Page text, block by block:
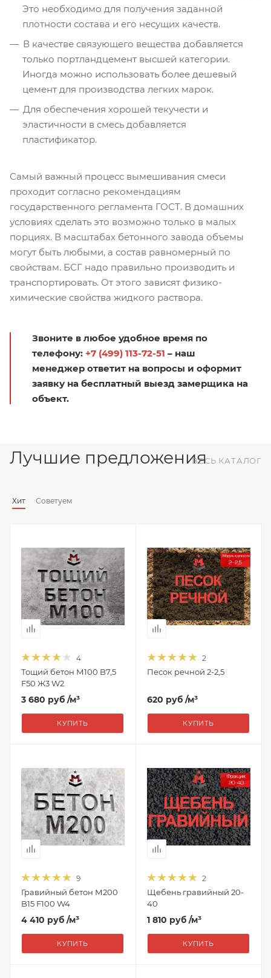
Это необходимо для получения заданной
плотности состава и его несущих качеств.
В качестве связующего вещества добавляется
только портландцемент высшей категории.
Иногда можно использовать более дешевый
цемент для производства легких марок.
Для обеспечения хорошей текучести и
эластичности в смесь добавляется
пластификатор.
Самый важный процесс вымешивания смеси
проходит согласно рекомендациям
государственного регламента ГОСТ. В домашних
условиях сделать это возможно только в малых
порциях. В масштабах бетонного завода объемы
могут быть любыми, а состав равномерный по
свойствам. БСГ надо правильно производить и
транспортировать. От этого зависят физико-
химические свойства жидкого раствора.
Звоните в любое удобное время по
телефону: +7 (499) 113-72-51 – наш
менеджер ответит на вопросы и оформит
заявку на бесплатный выезд замерщика на
объект.
Лучшие предложения
Хит Советуем
ВЕСЬ КАТАЛОГ
4
Тощий бетон М100 B7,5
F50 Ж3 W2
3 680 руб /м³
КУПИТЬ
2
Песок речной 2-2,5
620 руб /м³
КУПИТЬ
9
Гравийный бетон М200
B15 F100 W4
4 410 руб /м³
КУПИТЬ
2
Щебень гравийный 20-
40
1 810 руб /м³
КУПИТЬ